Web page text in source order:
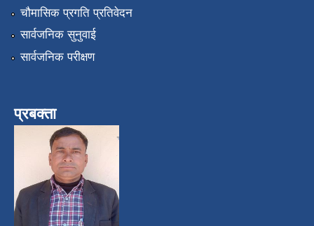
चौमासिक प्रगति प्रतिवेदन
सार्वजनिक सुनुवाई
सार्वजनिक परीक्षण
प्रबक्ता